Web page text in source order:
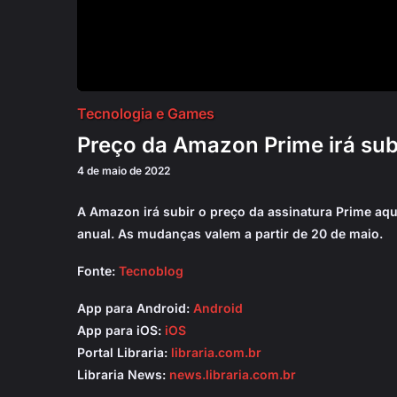
Tecnologia e Games
Preço da Amazon Prime irá
4 de maio de 2022
A Amazon irá subir o preço da assinatura Prime
anual. As mudanças valem a partir de 20 de maio.
Fonte: Tecnoblog
App para Android: Android
App para iOS: iOS
Portal Libraria: libraria.com.br
Libraria News: news.libraria.com.br